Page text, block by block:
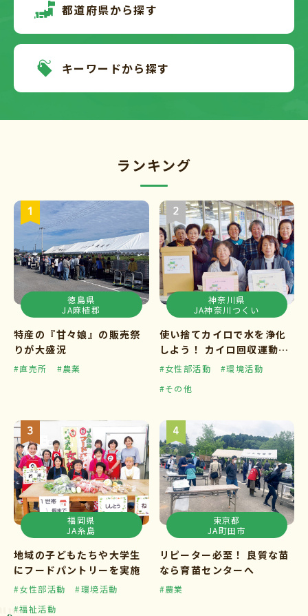
都道府県から探す
キーワードから探す
ランキング
徳島県
JA麻植郡
特産の『甘々娘』の販売祭
りが大盛況
#直売所 #農業
神奈川県
JA神奈川つくい
使い捨てカイロで水を浄化
しよう！ カイロ回収運動ス
タート
#女性部活動
#環境活動
#その他
福岡県
JA糸島
地域の子どもたちや大学生
にフードパントリーを実施
#女性部活動
#環境活動
#福祉活動
東京都
JA町田市
リピーター必至！ 良質な苗
なら育苗センターへ
#農業